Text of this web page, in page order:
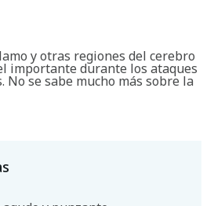
y otras regiones del cerebro
importante durante los ataques
No se sabe mucho más sobre la